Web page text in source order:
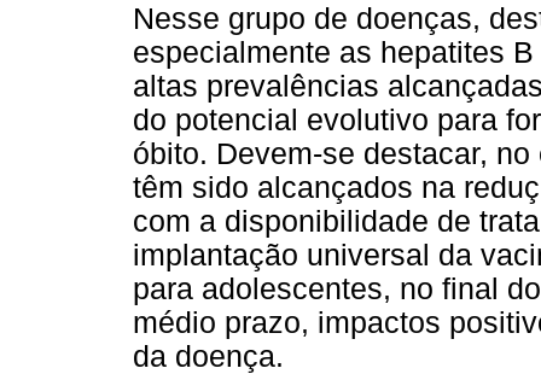
Nesse grupo de doenças,
especialmente as hepatites
altas prevalências
do potencial evolutivo para
óbito. Devem-se destacar,
têm sido alcançados na
com a disponibilidade de
implantação universal da
para adolescentes, no final
médio prazo, impactos
da doença.